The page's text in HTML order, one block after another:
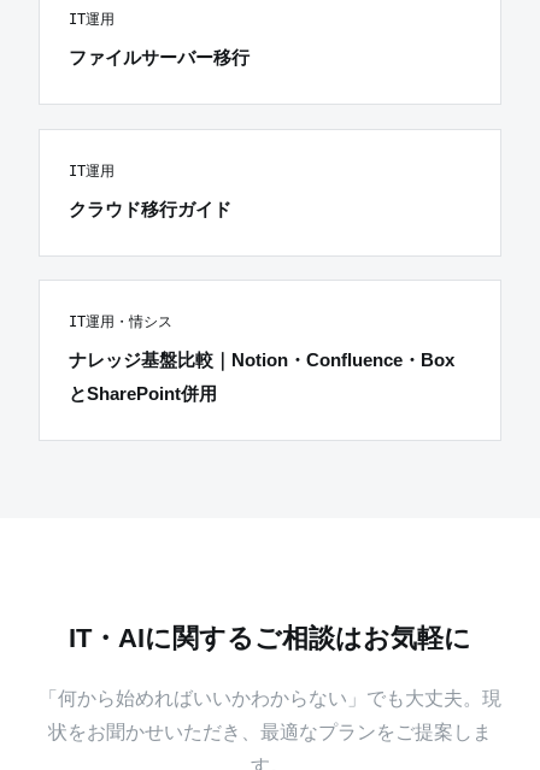
IT運用
ファイルサーバー移行
IT運用
クラウド移行ガイド
IT運用・情シス
ナレッジ基盤比較｜Notion・Confluence・Box
とSharePoint併用
IT・AIに関するご相談はお気軽に
「何から始めればいいかわからない」でも大丈夫。現
状をお聞かせいただき、最適なプランをご提案しま
す。